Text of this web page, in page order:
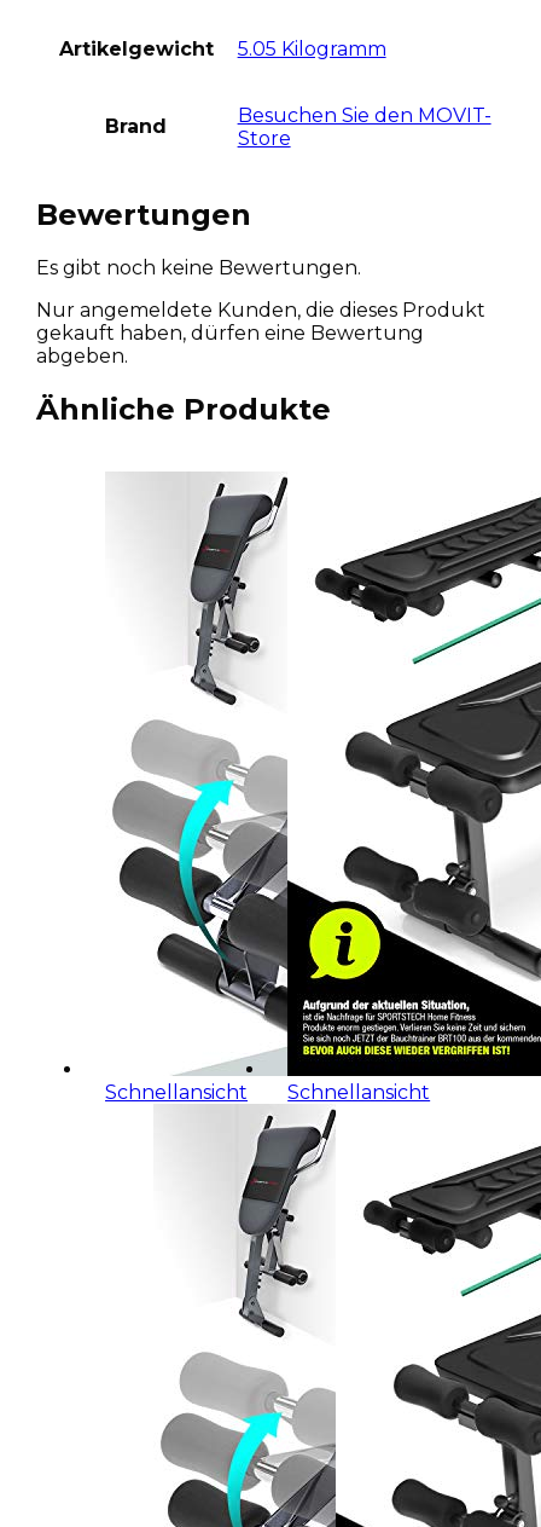
Artikelgewicht 5.05 Kilogramm
Brand
Besuchen Sie den MOVIT-
Store
Bewertungen
Es gibt noch keine Bewertungen.
Nur angemeldete Kunden, die dieses Produkt
gekauft haben, dürfen eine Bewertung
abgeben.
Ähnliche Produkte
Schnellansicht Schnellansicht